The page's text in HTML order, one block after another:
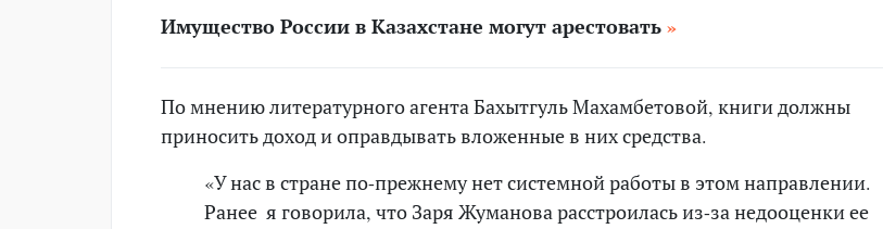
Имущество России в Казахстане могут арестовать
По мнению литературного агента Бахытгуль Махамбетовой, книги должны
приносить доход и оправдывать вложенные в них средства.
«У нас в стране по-прежнему нет системной работы в этом направлении.
Ранее я говорила, что Заря Жуманова расстроилась из-за недооценки ее